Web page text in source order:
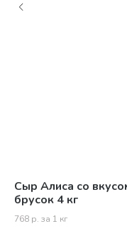
Сыр Алиса со
брусок 4 кг
768 р. за 1 кг